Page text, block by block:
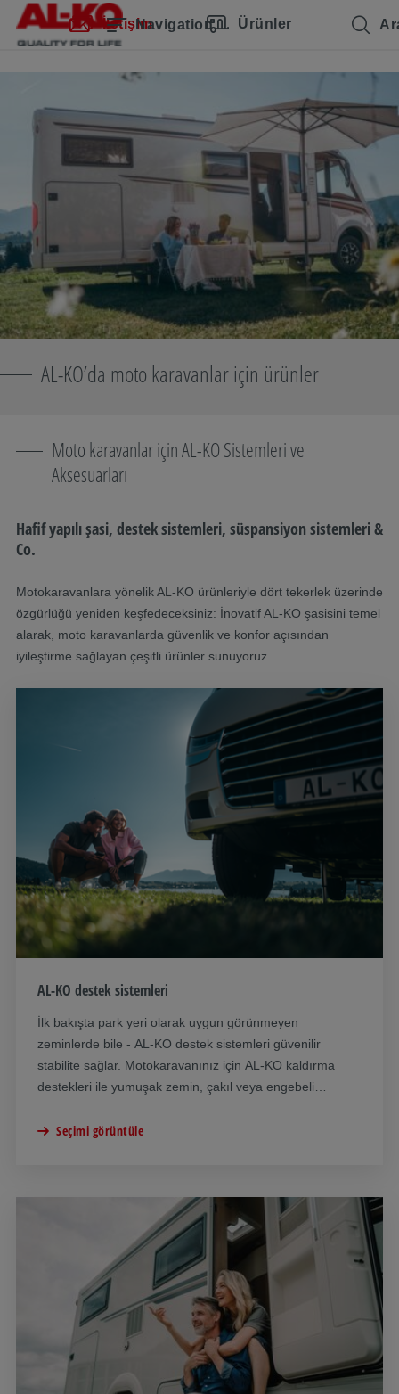
Navigasyonu atla
Ana içeriğe
Ana navigasyona atla
İçindekiler Navigation
İletişim Ürünler
AL-KO’da moto karavanlar için ürünler
Moto karavanlar için AL-KO Sistemleri ve
Aksesuarları
Hafif yapılı şasi, destek sistemleri, süspansiyon sistemleri &
Co.
Motokaravanlara yönelik AL-KO ürünleriyle dört tekerlek üzerinde
özgürlüğü yeniden keşfedeceksiniz: İnovatif AL-KO şasisini temel
alarak, moto karavanlarda güvenlik ve konfor açısından
iyileştirme sağlayan çeşitli ürünler sunuyoruz.
AL-KO destek sistemleri
İlk bakışta park yeri olarak uygun görünmeyen
zeminlerde bile - AL-KO destek sistemleri güvenilir
stabilite sağlar. Motokaravanınız için AL-KO kaldırma
destekleri ile yumuşak zemin, çakıl veya engebeli
bağlı olarak hidrolik ve mekanik kaldırma destekleri
Seçimi görüntüle